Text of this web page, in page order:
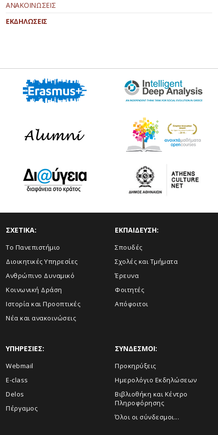
ΑΝΑΚΟΙΝΩΣΕΙΣ
ΕΚΔΗΛΩΣΕΙΣ
ΣΧΕΤΙΚΑ:
Το Πανεπιστήμιο
Διοικητικές Υπηρεσίες
Ανθρώπινο Δυναμικό
Κοινωνική Δράση
Ιστορία και Προοπτικές
Νέα και ανακοινώσεις
ΕΚΠΑΙΔΕΥΣΗ:
Σπουδές
Σχολές και Τμήματα
Έρευνα
Φοιτητές
Απόφοιτοι
ΥΠΗΡΕΣΙΕΣ:
Webmail
E-class
Delos
Πέργαμος
ΣΥΝΔΕΣΜΟΙ:
Προκηρύξεις
Ημερολόγιο Εκδηλώσεων
Βιβλιοθήκη και Κέντρο
Πληροφόρησης
Όλοι οι σύνδεσμοι...